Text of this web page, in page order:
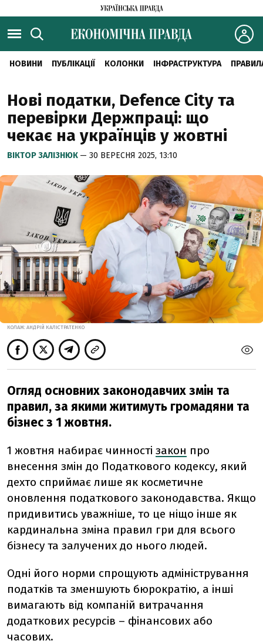
НОВИНИ ПУБЛІКАЦІЇ КОЛОНКИ ІНФРАСТРУКТУРА
Нові податки, Defence City та
перевірки Держпраці: що
чекає на українців у жовтні
ВІКТОР ЗАЛІЗНЮК — 30 ВЕРЕСНЯ 2025, 13:10
КОЛАЖ: АНДРІЙ КАЛІСТРАТЕНКО
Огляд основних законодавчих змін та
правил, за якими житимуть громадяни та
бізнес з 1 жовтня.
1 жовтня набирає чинності закон про
внесення змін до Податкового кодексу, який
дехто сприймає лише як косметичне
оновлення податкового законодавства. Якщо
придивитись уважніше, то це ніщо інше як
кардинальна зміна правил гри для всього
бізнесу та залучених до нього людей.
Одні його норми спрощують адміністрування
податків та зменшують бюрократію, а інші
вимагають від компаній витрачання
додаткових ресурсів – фінансових або
часових.